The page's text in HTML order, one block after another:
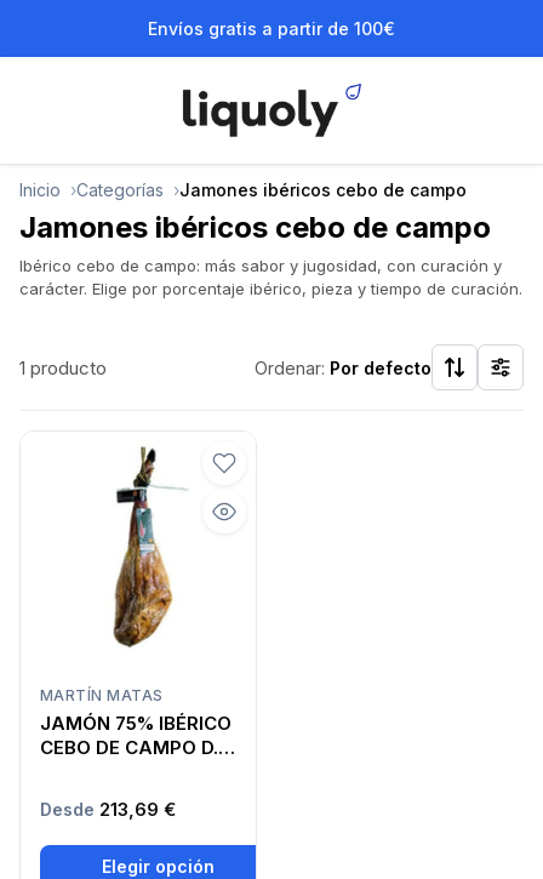
Envíos gratis a partir de 100€
Inicio Categorías Jamones ibéricos cebo de campo
Jamones ibéricos cebo de campo
Ibérico cebo de campo: más sabor y jugosidad, con curación y
carácter. Elige por porcentaje ibérico, pieza y tiempo de curación.
1 producto Ordenar: Por defecto
MARTÍN MATAS
JAMÓN 75% IBÉRICO
CEBO DE CAMPO D.O.
Desde 213,69 €
Elegir opción